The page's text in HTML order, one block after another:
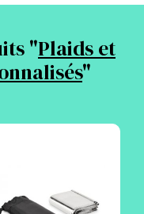
"Plaids et
"